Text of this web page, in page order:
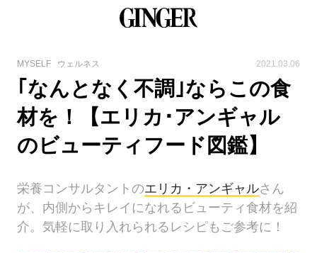
MYSELF ウェルネス 2021.03.06
｢なんとなく不調｣ならこの食
材を！【エリカ･アンギャル
のビューティフード図鑑】
栄養コンサルタントのエリカ・アンギャルさん
が、内側からキレイになれるビューティ食材を紹
介。気軽に取り入れられるレシピもご参考に！